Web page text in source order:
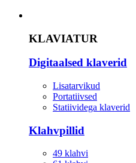
KLAVIATUR
Digitaalsed klaverid
Lisatarvikud
Portatiivsed
Statiividega klaverid
Klahvpillid
49 klahvi